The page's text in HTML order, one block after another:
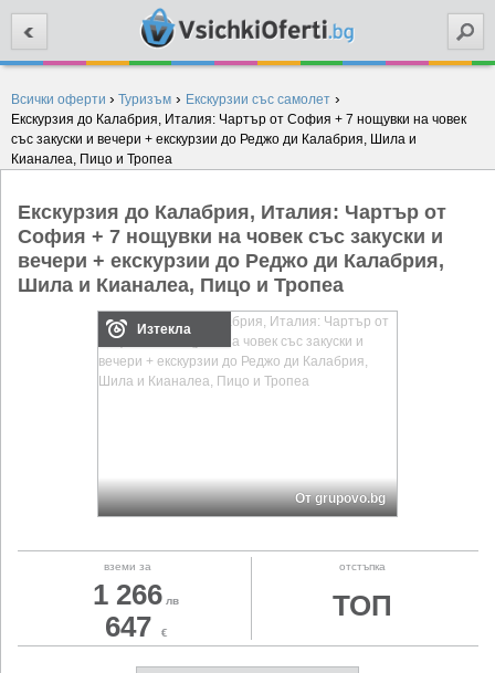
Всички оферти › Туризъм › Екскурзии със самолет ›
Екскурзия до Калабрия, Италия: Чартър от София + 7 нощувки на човек
със закуски и вечери + екскурзии до Реджо ди Калабрия, Шила и
Кианалеа, Пицо и Тропеа
Екскурзия до Калабрия, Италия: Чартър от
София + 7 нощувки на човек със закуски и
вечери + екскурзии до Реджо ди Калабрия,
Шила и Кианалеа, Пицо и Тропеа
Изтекла
От grupovo.bg
вземи за
1 266 лв
647 €
отстъпка
ТОП